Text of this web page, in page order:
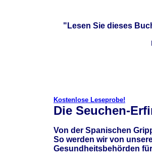
"Lesen Sie dieses
Kostenlose Leseprobe!
Die Seuchen-
Von der Spanischen
So werden wir von
Gesundheitsbehörden